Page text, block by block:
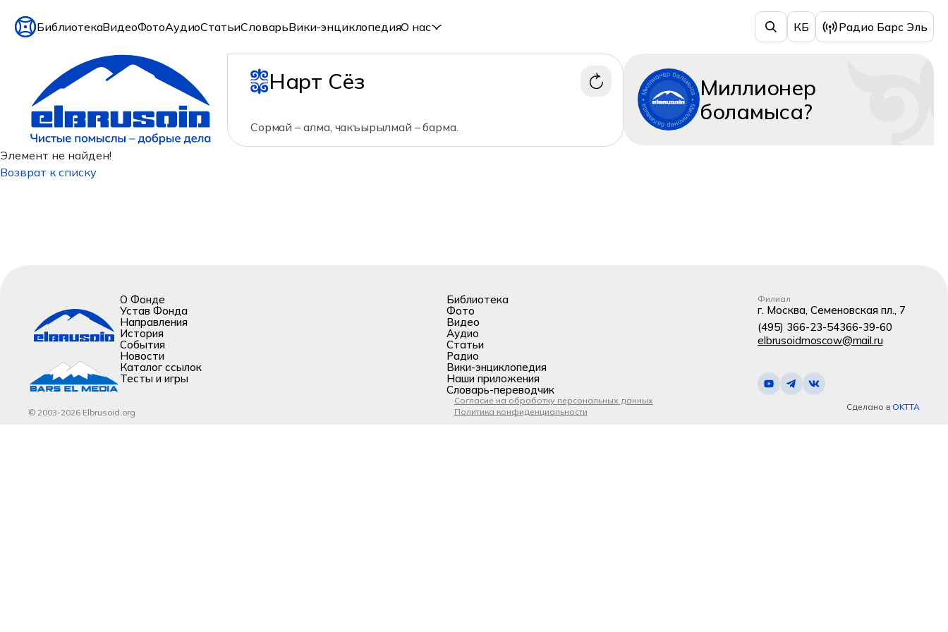
БиблиотекаВидеоФотоАудиоСтатьиСловарьВики-энциклопедияО нас КБ Радио Барс Эль
Нарт Сёз
Сормай – алма, чакъырылмай – барма.
Миллионер
боламыса?
Элемент не найден!
Возврат к списку
О Фонде
Устав Фонда
Направления
История
События
Новости
Каталог ссылок
Тесты и игры
Библиотека
Фото
Видео
Аудио
Статьи
Радио
Вики-энциклопедия
Наши приложения
Словарь-переводчик
Филиал
г. Москва, Семеновская пл., 7
(495) 366-23-54366-39-60
elbrusoidmoscow@mail.ru
© 2003-2026 Elbrusoid.org
Согласие на обработку персональных данных
Политика конфиденциальности
Сделано в OKTTA